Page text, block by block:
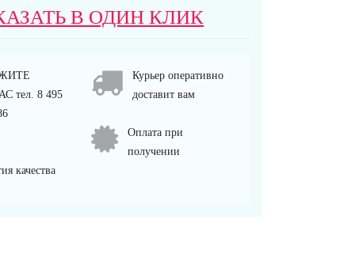
В ОДИН КЛИК
тел. 8 495
Курьер оперативно
доставит вам
Оплата при
получении
качества